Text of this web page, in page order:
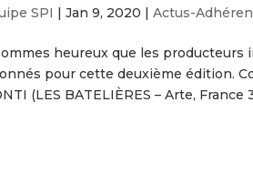
SPI |Jan 9, 2020 |Actus-
heureux que les
pour cette deuxième édition.
(LES BATELIÈRES – Arte, France